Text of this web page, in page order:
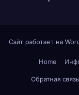
Сайт работает на
Home
Обратная связь